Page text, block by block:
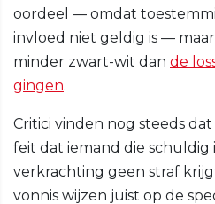
oordeel — omdat
invloed niet geldig is —
minder zwart-wit dan de
gingen.
Critici vinden nog steeds
feit dat iemand die schuldig
verkrachting geen straf
vonnis wijzen juist op de